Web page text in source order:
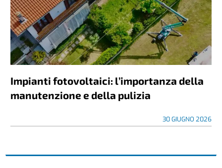
Impianti fotovoltaici: l’importanza della
manutenzione e della pulizia
30 GIUGNO 2026